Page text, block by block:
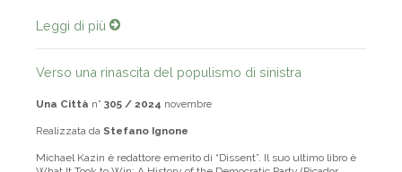
Leggi di più
Verso una rinascita del populismo di sinistra
Una Città n° 305 / 2024 novembre
Realizzata da Stefano Ignone
Michael Kazin è redattore emerito di “Dissent”. Il suo ultimo libro è